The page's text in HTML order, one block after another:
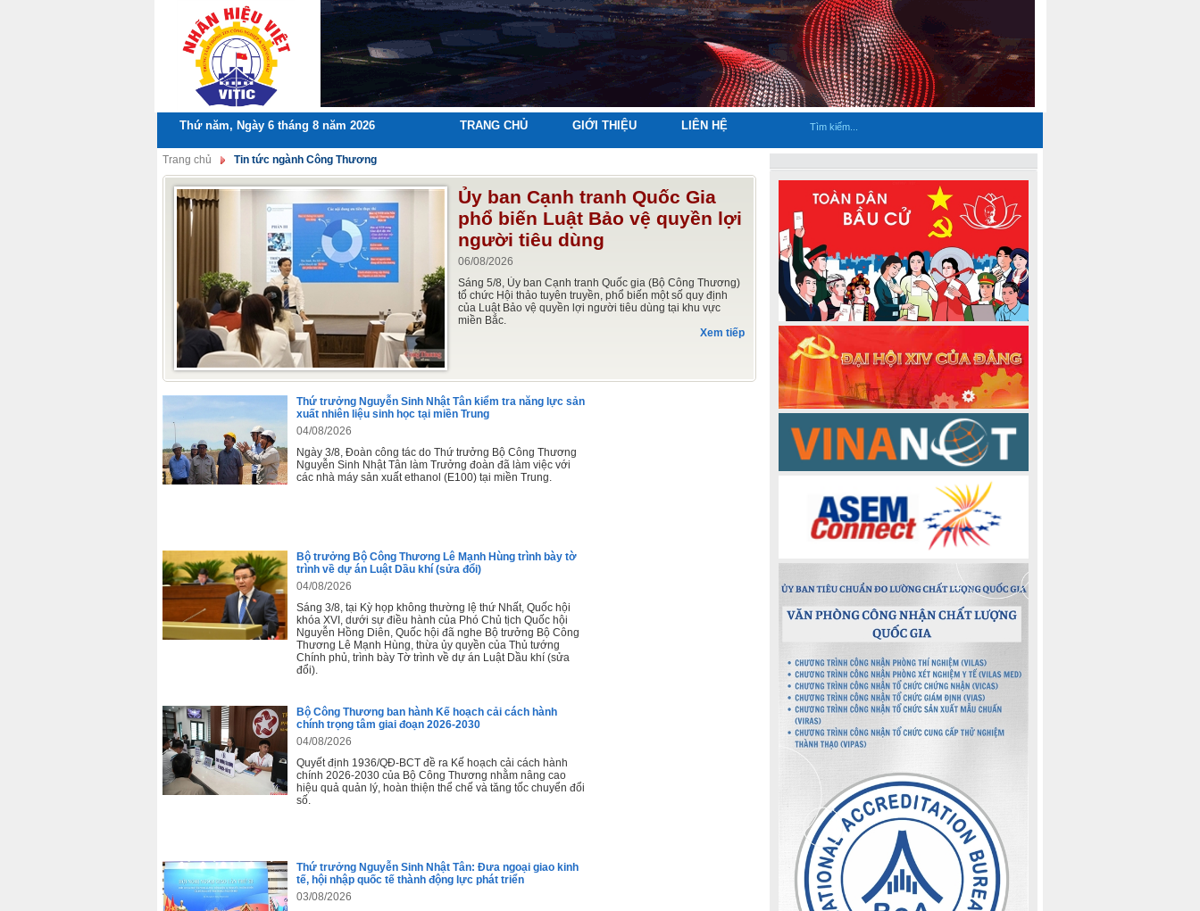
Thứ năm, Ngày 6 tháng 8 năm 2026 TRANG CHỦ GIỚI THIỆU LIÊN HỆ
Trang chủ Tin tức ngành Công Thương
Ủy ban Cạnh tranh Quốc Gia
phổ biến Luật Bảo vệ quyền lợi
người tiêu dùng
06/08/2026
Sáng 5/8, Ủy ban Cạnh tranh Quốc gia (Bộ Công Thương)
tổ chức Hội thảo tuyên truyền, phổ biến một số quy định
của Luật Bảo vệ quyền lợi người tiêu dùng tại khu vực
miền Bắc.
Xem tiếp
Thứ trưởng Nguyễn Sinh Nhật Tân kiểm tra năng lực sản
xuất nhiên liệu sinh học tại miền Trung
04/08/2026
Ngày 3/8, Đoàn công tác do Thứ trưởng Bộ Công Thương
Nguyễn Sinh Nhật Tân làm Trưởng đoàn đã làm việc với
các nhà máy sản xuất ethanol (E100) tại miền Trung.
Bộ trưởng Bộ Công Thương Lê Mạnh Hùng trình bày tờ
trình về dự án Luật Dầu khí (sửa đổi)
04/08/2026
Sáng 3/8, tại Kỳ họp không thường lệ thứ Nhất, Quốc hội
khóa XVI, dưới sự điều hành của Phó Chủ tịch Quốc hội
Nguyễn Hồng Diên, Quốc hội đã nghe Bộ trưởng Bộ Công
Thương Lê Mạnh Hùng, thừa ủy quyền của Thủ tướng
Chính phủ, trình bày Tờ trình về dự án Luật Dầu khí (sửa
đổi).
Bộ Công Thương ban hành Kế hoạch cải cách hành
chính trọng tâm giai đoạn 2026-2030
04/08/2026
Quyết định 1936/QĐ-BCT đề ra Kế hoạch cải cách hành
chính 2026-2030 của Bộ Công Thương nhằm nâng cao
hiệu quả quản lý, hoàn thiện thể chế và tăng tốc chuyển đổi
số.
Thứ trưởng Nguyễn Sinh Nhật Tân: Đưa ngoại giao kinh
tế, hội nhập quốc tế thành động lực phát triển
03/08/2026